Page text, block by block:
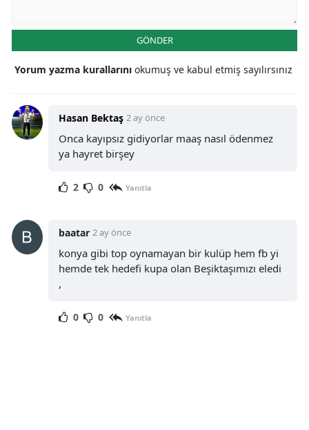
GÖNDER
Yorum yazma kurallarını okumuş ve kabul etmiş sayılırsınız
Hasan Bektaş 2 ay önce
Onca kayıpsız gidiyorlar maaş nasıl ödenmez
ya hayret birşey
2 0 Yanıtla
baatar 2 ay önce
konya gibi top oynamayan bir kulüp hem fb yi
hemde tek hedefi kupa olan Beşiktaşımızı eledi
,
0 0 Yanıtla